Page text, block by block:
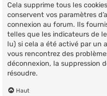
Cela supprime tous les
conservent vos paramètres
connexion au forum. Ils
telles que les indicateurs de
lu) si cela a été activé par un
vous rencontrez des
déconnexion, la suppression
résoudre.
Haut